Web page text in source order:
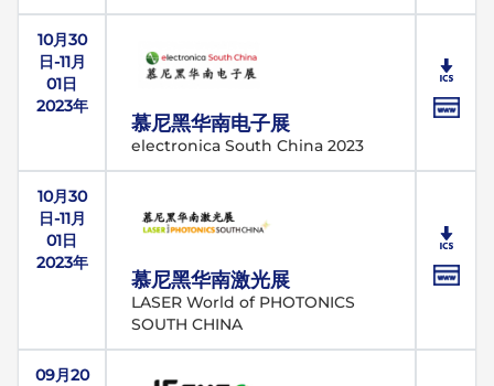
10月30
日-11月
01日
2023年
慕尼黑华南电子展
electronica South China 2023
10月30
日-11月
01日
2023年
慕尼黑华南激光展
LASER World of PHOTONICS
SOUTH CHINA
09月20